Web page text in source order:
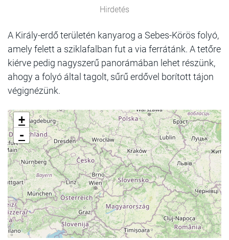
Hirdetés
A Király-erdő területén kanyarog a Sebes-Körös folyó,
amely felett a sziklafalban fut a via ferrátánk. A tetőre
kiérve pedig nagyszerű panorámában lehet részünk,
ahogy a folyó által tagolt, sűrű erdővel borított tájon
végignézünk.
+
-